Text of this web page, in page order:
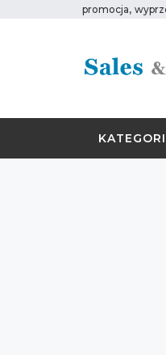
promocja,